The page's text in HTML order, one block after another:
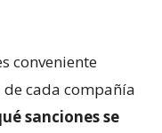
conveniente
de cada compañía
sanciones se